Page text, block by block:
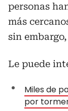
personas
más
sin
Le puede
Miles de
por